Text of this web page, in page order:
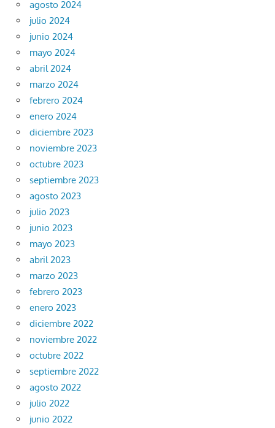
agosto 2024
julio 2024
junio 2024
mayo 2024
abril 2024
marzo 2024
febrero 2024
enero 2024
diciembre 2023
noviembre 2023
octubre 2023
septiembre 2023
agosto 2023
julio 2023
junio 2023
mayo 2023
abril 2023
marzo 2023
febrero 2023
enero 2023
diciembre 2022
noviembre 2022
octubre 2022
septiembre 2022
agosto 2022
julio 2022
junio 2022